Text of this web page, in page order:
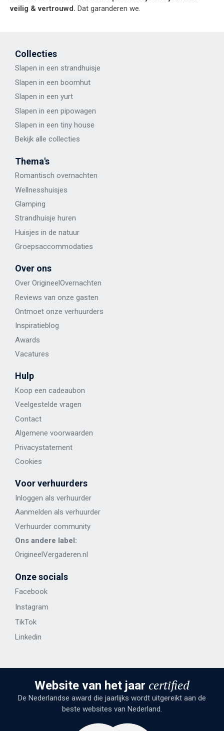
veilig & vertrouwd. Dat garanderen we.
Collecties
Slapen in een strandhuisje
Slapen in een boomhut
Slapen in een yurt
Slapen in een pipowagen
Slapen in een tiny house
Bekijk alle collecties
Thema's
Romantisch overnachten
Wellnesshuisjes
Glamping
Strandhuisje huren
Huisjes in de natuur
Groepsaccommodaties
Over ons
Over OrigineelOvernachten
Reviews van onze gasten
Ontmoet onze verhuurders
Inspiratieblog
Awards
Vacatures
Hulp
Koop een cadeaubon
Veelgestelde vragen
Contact
Algemene voorwaarden
Privacystatement
Cookies
Voor verhuurders
Inloggen als verhuurder
Aanmelden als verhuurder
Verhuurder community
Ons andere label:
OrigineelVergaderen.nl
Onze socials
Facebook
Instagram
TikTok
Linkedin
Website van het jaar certified
De Nederlandse award die jaarlijks wordt uitgereikt aan de
beste websites van Nederland.